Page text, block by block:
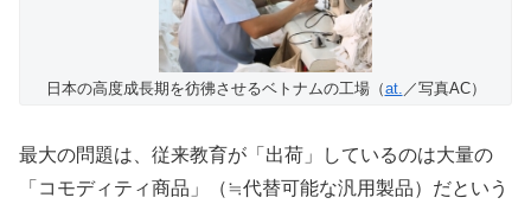
日本の高度成長期を彷彿させるベトナムの工場（at. ／写真AC）
最大の問題は、従来教育が「出荷」しているのは大量の
「コモディティ商品」（≒代替可能な汎用製品）だという